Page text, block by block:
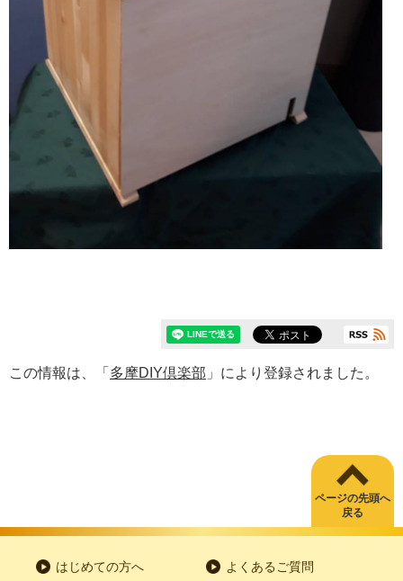
この情報は、「 多摩DIY倶楽部 」により登録されました。
ページの先頭へ
戻る
はじめての方へ よくあるご質問